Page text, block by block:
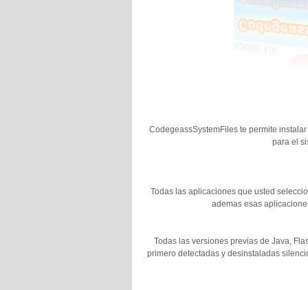
CodegeassSystemFiles te permite
para el
Todas las aplicaciones que usted
ademas esas
Todas las versiones previas de Java,
primero detectadas y desinstaladas